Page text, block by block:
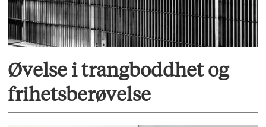
Øvelse i trangboddhet og
frihetsberøvelse